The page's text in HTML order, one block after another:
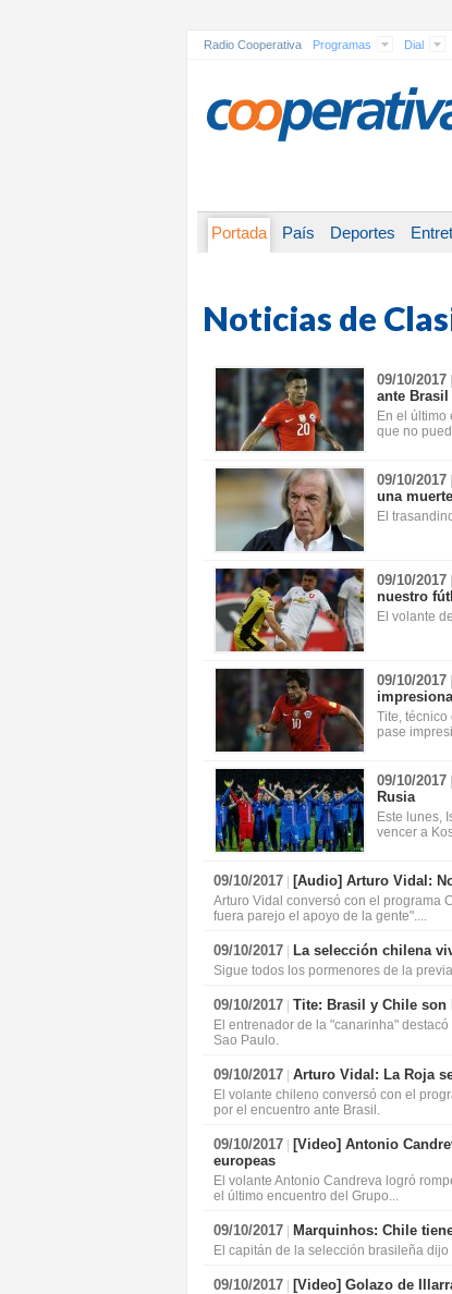
Radio Cooperativa Programas Dial
Portada País Deportes
Noticias de
09/10/2017
ante Brasil
En el último
que no
09/10/2017
una
El
09/10/2017
nuestro
El volante
09/10/2017
Tite,
pase
09/10/2017
Rusia
Este lunes,
vencer a
09/10/2017 [Audio] Arturo Vidal:
Arturo Vidal conversó con el programa
fuera parejo el apoyo de la gente"....
09/10/2017 La selección chilena
Sigue todos los pormenores de la
09/10/2017 Tite: Brasil y Chile
El entrenador de la "canarinha"
Sao Paulo.
09/10/2017 Arturo Vidal: La Roja
El volante chileno conversó con el
por el encuentro ante Brasil.
09/10/2017 [Video] Antonio
europeas
El volante Antonio Candreva logró
el último encuentro del Grupo...
09/10/2017 Marquinhos: Chile
El capitán de la selección brasileña
09/10/2017 [Video] Golazo de